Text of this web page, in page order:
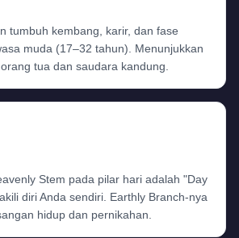
tumbuh kembang, karir, dan fase
muda (17–32 tahun). Menunjukkan
tua dan saudara kandung.
Stem pada pilar hari adalah "Day
diri Anda sendiri. Earthly Branch-nya
hidup dan pernikahan.